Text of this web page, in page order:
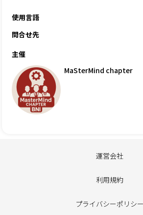
使用言語
問合せ先
主催
MaSterMind chapter
運営会社
利用規約
プライバシーポリシー